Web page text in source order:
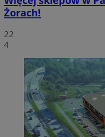
Żorach!
22
4